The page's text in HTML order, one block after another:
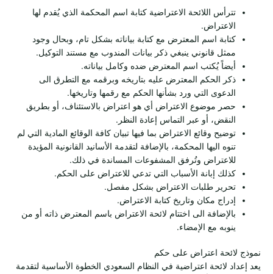
تترأس اللائحة الاعتراضية كتابة اسم المحكمة الذي يُقدم لها
الاعتراض.
كتابة اسم المعترض مع كتابة بياناته بشكل تام، وبحال وجود
ممثل قانوني ينبغي ذكر بيانات المندوب مع مستند التوكيل.
أيضاً يُكتب اسم المعترض ضده وكامل بياناته.
ذكر الحكم المعترض عليه بتاريخه وبرقمه مع التطرق الى
الدعوى التي ورد بشأنها الحكم مع رقمها وتاريخها.
حصر موضوع الاعتراض أي هو اعتراض بالاستئناف، أو بطريق
النقض، أو عبر التماس إعادة النظر.
توضيح وقائع الاعتراض بما فيها تبيان كافة الوقائع المادية التي لم
تنوه اليها المحكمة، بالإضافة لتقدمة الأسانيد القانونية المؤيدة
للاعتراض وتُرفق المشفوعات المساندة في ذلك.
كذلك إبانة الأسباب التي تدعي للاعتراض على الحكم.
تحرير طلبات الاعتراض بشكل مفصل.
إدراج مكان وتاريخ كتابة الاعتراض.
بالإضافة الى اختتام لائحة الاعتراض باسم المعترض ذاته أو من
ينوبه مع الإمضاء.
نموذج لائحة اعتراض على حكم
يعد إعداد لائحة اعتراضية في النظام السعودي الخطوة الأساسية لتقدمة